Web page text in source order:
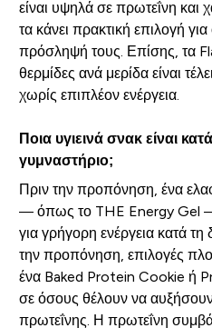
είναι υψηλά σε πρωτεΐνη και
τα κάνει πρακτική επιλογή
πρόσληψή τους. Επίσης, τα
θερμίδες ανά μερίδα είναι
χωρίς επιπλέον ενέργεια.
Ποια υγιεινά σνακ είναι
γυμναστήριο;
Πριν την προπόνηση, ένα
— όπως το THE Energy Gel —
για γρήγορη ενέργεια κατά
την προπόνηση, επιλογές
ένα Baked Protein Cookie ή
σε όσους θέλουν να
πρωτεΐνης. Η πρωτεΐνη